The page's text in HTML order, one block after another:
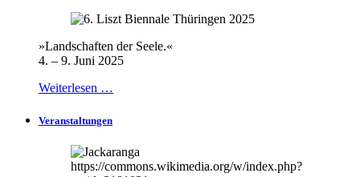
»Landschaften der Seele.«
4. – 9. Juni 2025
Weiterlesen …
Veranstaltungen